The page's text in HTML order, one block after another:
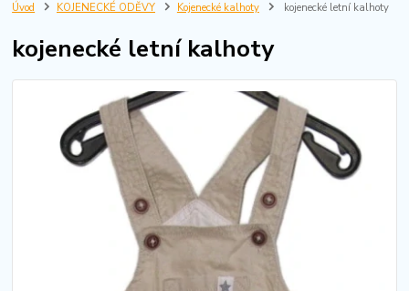
Úvod KOJENECKÉ ODĚVY Kojenecké kalhoty kojenecké letní kalhoty
kojenecké letní kalhoty